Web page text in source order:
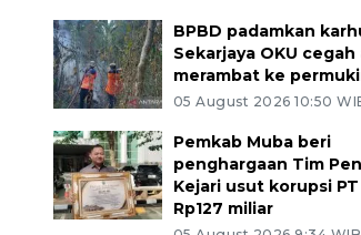
BPBD padamkan
Sekarjaya OKU cegah
merambat ke
05 August 2026 10:50
Pemkab Muba beri
penghargaan Tim
Kejari usut korupsi PT
Rp127 miliar